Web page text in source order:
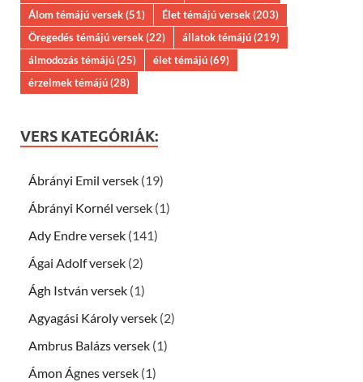
Álom témájú versek(51) Élet témájú versek(203)
Öregedés témájú versek(22) állatok témájú(219)
álmodozás témájú(25) élet témájú(69)
érzelmek témájú(28)
VERS KATEGÓRIÁK:
Ábrányi Emil versek (19)
Ábrányi Kornél versek (1)
Ady Endre versek (141)
Ágai Adolf versek (2)
Ágh István versek (1)
Agyagási Károly versek (2)
Ambrus Balázs versek (1)
Ámon Ágnes versek (1)